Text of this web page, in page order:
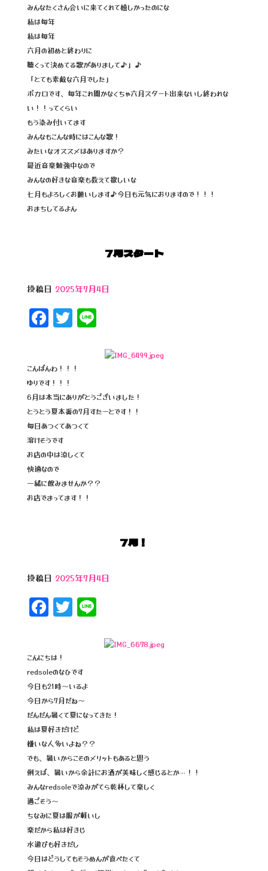
o
k
みんなたくさん会いに来てくれて嬉しかったのにな
私は毎年
私は毎年
六月の初めと終わりに
聴くって決めてる歌がありまして♪」♪
「とても素敵な六月でした」
ボカロです、毎年これ聞かなくちゃ六月スタート出来ないし終われな
い！！ってくらい
もう染み付いてます
みんなもこんな時にはこんな歌！
みたいなオススメはありますか？
最近音楽勉強中なので
みんなの好きな音楽も教えて欲しいな
七月もよろしくお願いします♪今日も元気におりますので！！！
おまちしてるよん
7月スタート
投稿日 2025年7月4日
F
e
b
o
o
k
T
e
r
Li
e
こんばんわ！！！
ゆりです！！！
6月は本当にありがとうございました！
とうとう夏本番の7月すたーとです！！
毎日あつくてあつくて
溶けそうです
お店の中は涼しくて
快適なので
一緒に飲みませんか？？
お店でまってます！！
7月！
投稿日 2025年7月4日
F
e
b
o
o
k
T
e
r
Li
e
こんにちは！
redsoleのなひです
今日も21時～いるよ
今日から7月だね〜
だんだん暑くて夏になってきた！
私は夏好きだけど
嫌いな人多いよね？？
でも、暑いからこそのメリットもあると思う
例えば、暑いから余計にお酒が美味しく感じるとか…！！
みんなredsoleで涼みがてら乾杯して楽しく
過ごそう〜
ちなみに夏は服が軽いし
楽だから私は好きじ
水遊びも好きだし
今日はどうしてもそうめんが食べたくて